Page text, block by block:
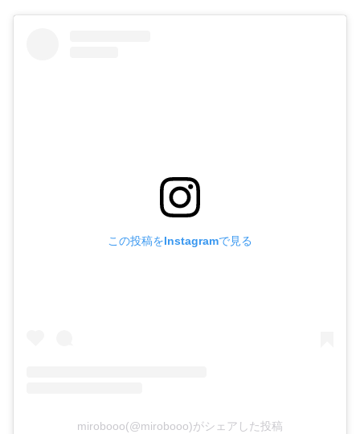
この投稿をInstagramで見る
mirobooo(@mirobooo)がシェアした投稿